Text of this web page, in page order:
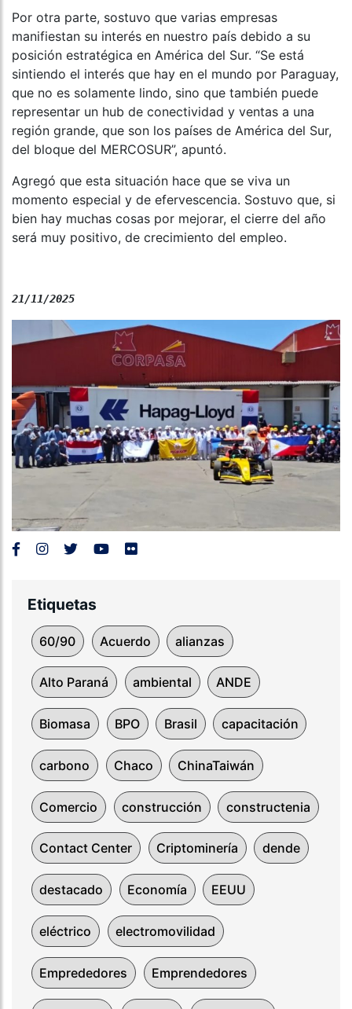
Por otra parte, sostuvo que varias empresas
manifiestan su interés en nuestro país debido a su
posición estratégica en América del Sur. “Se está
sintiendo el interés que hay en el mundo por Paraguay,
que no es solamente lindo, sino que también puede
representar un hub de conectividad y ventas a una
región grande, que son los países de América del Sur,
del bloque del MERCOSUR”, apuntó.
Agregó que esta situación hace que se viva un
momento especial y de efervescencia. Sostuvo que, si
bien hay muchas cosas por mejorar, el cierre del año
será muy positivo, de crecimiento del empleo.
21/11/2025
Etiquetas
60/90 Acuerdo alianzas
Alto Paraná ambiental ANDE
Biomasa BPO Brasil capacitación
carbono Chaco ChinaTaiwán
Comercio construcción constructenia
Contact Center Criptominería dende
destacado Economía EEUU
eléctrico electromovilidad
Emprededores Emprendedores